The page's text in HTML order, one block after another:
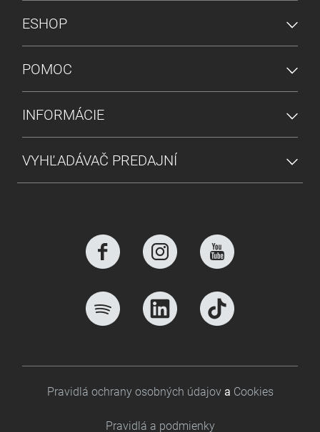
PONUKA V PÄTE
ESHOP
POMOC
INFORMÁCIE
VYHĽADÁVAČ PREDAJNÍ
Footer bottom
Pravidlá ochrany osobných údajov a Cookies
Pravidlá a podmienky